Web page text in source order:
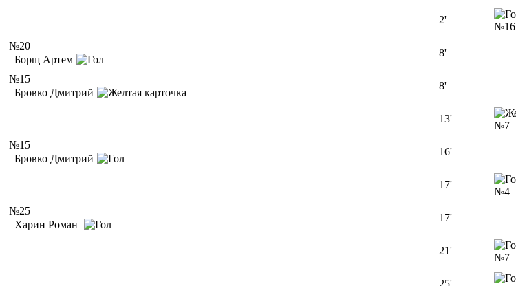
2'
№16
№20
Борщ Артем
8'
№15
Бровко Дмитрий
8'
13'
№7
№15
Бровко Дмитрий
16'
17'
№4
№25
Харин Роман
17'
21'
№7
25'